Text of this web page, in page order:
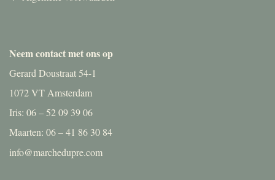
Neem contact met ons op
Gerard Doustraat 54-1
1072 VT Amsterdam
Iris: 06 – 52 09 39 06
Maarten: 06 – 41 86 30 84
info@marchedupre.com